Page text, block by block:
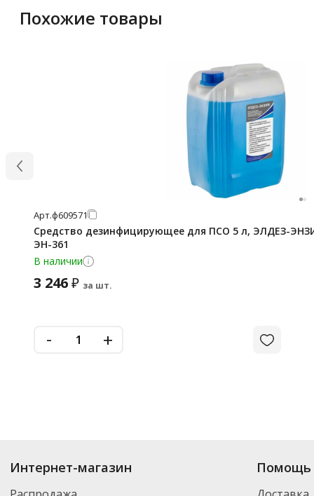
Похожие товары
Арт.ф609571
Средство дезинфицирующее для ПСО 5 л, ЭЛДЕЗ-
ЭН-361
В наличии
3 246₽ за шт.
- +
Интернет-магазин Помощь